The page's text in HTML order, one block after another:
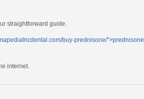
straightforward guide.
buy-prednisone/">prednisone
internet.